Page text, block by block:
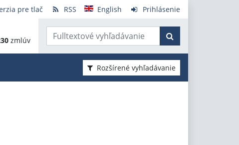
pre tlač RSS English Prihlásenie
zmlúv
Rozšírené vyhľadávanie